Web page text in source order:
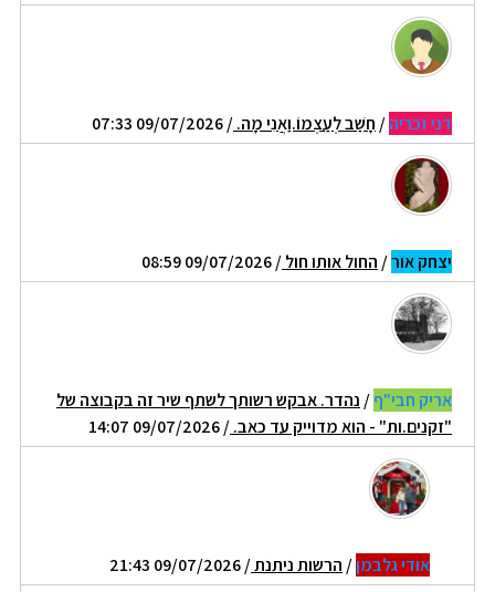
דני זכריה/ חָשַׁב לְעַצְמוֹ.וַאֲנִי מָה./ 09/07/2026 07:33
יצחק אור/ החול אותו חול/ 09/07/2026 08:59
אריק חבי"ף/ נהדר. אבקש רשותך לשתף שיר זה בקבוצה של
"זקנים.ות" - הוא מדוייק עד כאב./ 09/07/2026 14:07
אודי גלבמן/ הרשות ניתנת/ 09/07/2026 21:43